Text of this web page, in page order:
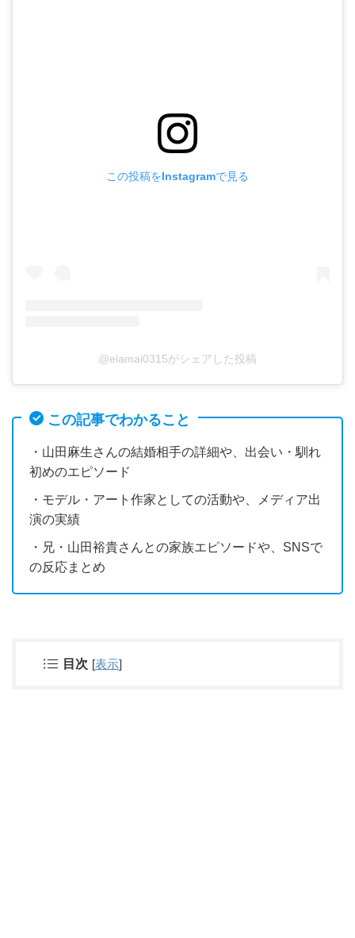
この投稿をInstagramで見る
@elamai0315がシェアした投稿
この記事でわかること
・山田麻生さんの結婚相手の詳細や、出会い・馴れ
初めのエピソード
・モデル・アート作家としての活動や、メディア出
演の実績
・兄・山田裕貴さんとの家族エピソードや、SNSで
の反応まとめ
目次 [表示]